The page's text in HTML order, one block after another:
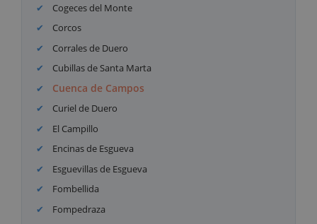
Cogeces del Monte
Corcos
Corrales de Duero
Cubillas de Santa Marta
Cuenca de Campos
Curiel de Duero
El Campillo
Encinas de Esgueva
Esguevillas de Esgueva
Fombellida
Fompedraza